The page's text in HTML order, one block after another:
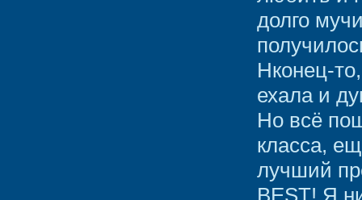
долго
Нконец-
ехала и
Но всё
класса,
лучший
BEST! Я